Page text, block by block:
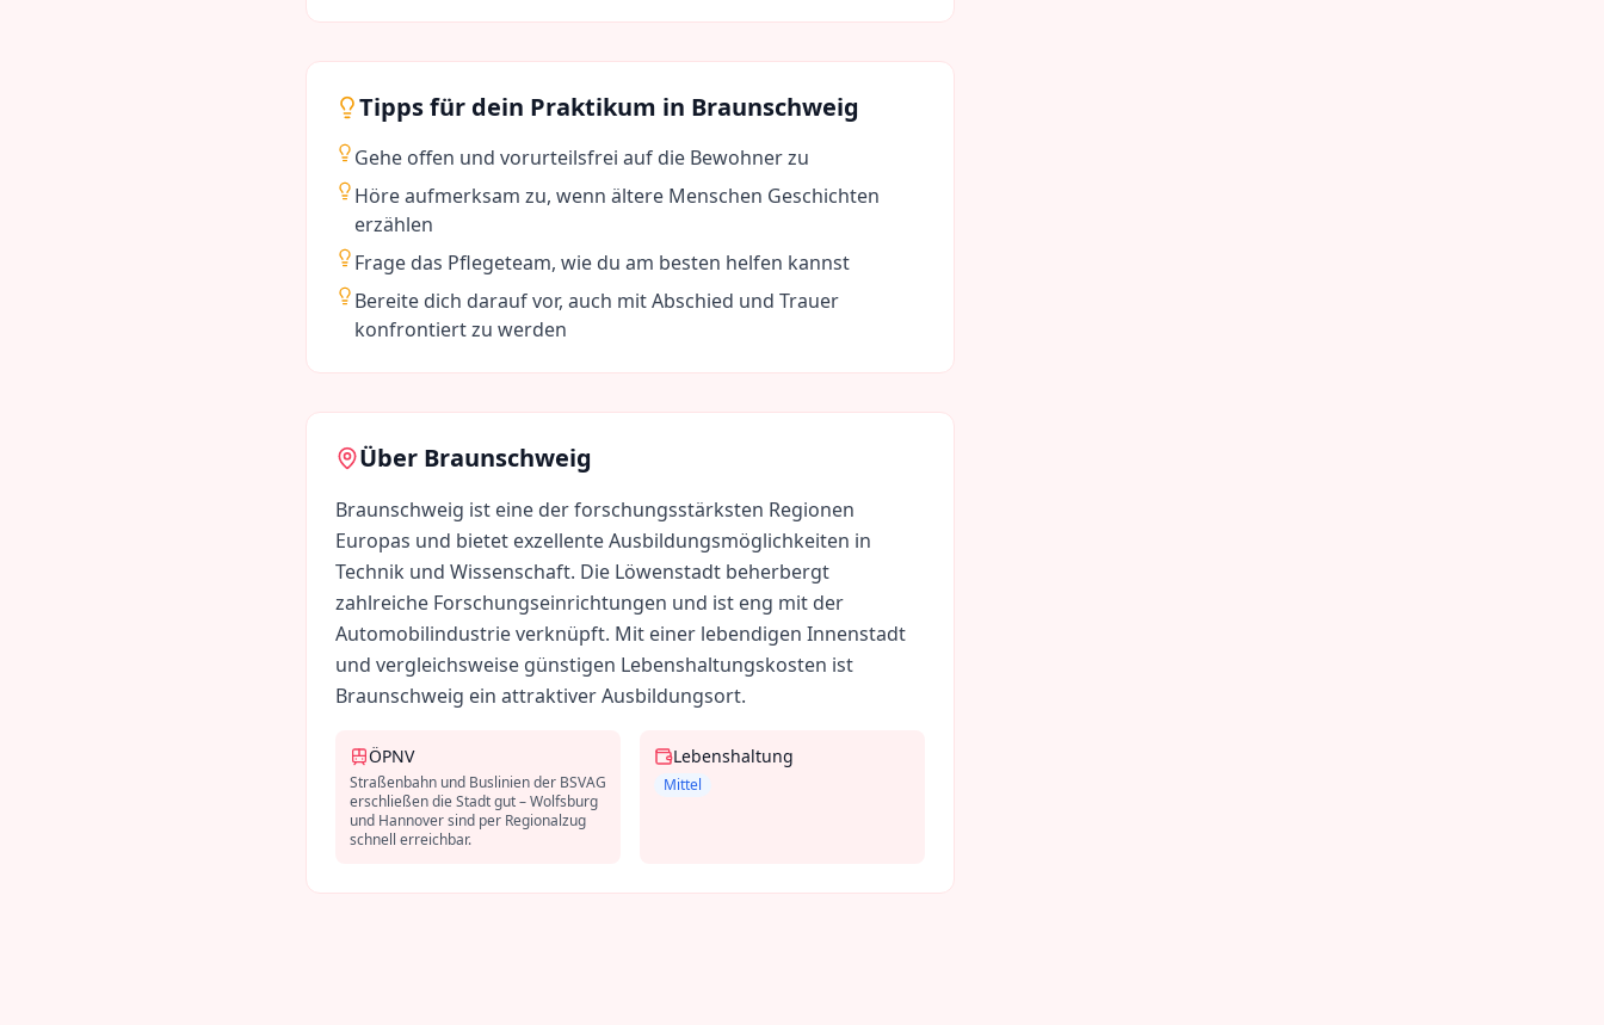
Tipps für dein Praktikum in Braunschweig
Gehe offen und vorurteilsfrei auf die Bewohner zu
Höre aufmerksam zu, wenn ältere Menschen Geschichten
erzählen
Frage das Pflegeteam, wie du am besten helfen kannst
Bereite dich darauf vor, auch mit Abschied und Trauer
konfrontiert zu werden
Über Braunschweig
Braunschweig ist eine der forschungsstärksten Regionen
Europas und bietet exzellente Ausbildungsmöglichkeiten in
Technik und Wissenschaft. Die Löwenstadt beherbergt
zahlreiche Forschungseinrichtungen und ist eng mit der
Automobilindustrie verknüpft. Mit einer lebendigen Innenstadt
und vergleichsweise günstigen Lebenshaltungskosten ist
Braunschweig ein attraktiver Ausbildungsort.
ÖPNV
Straßenbahn und Buslinien der BSVAG
erschließen die Stadt gut – Wolfsburg
und Hannover sind per Regionalzug
schnell erreichbar.
Lebenshaltung
Mittel